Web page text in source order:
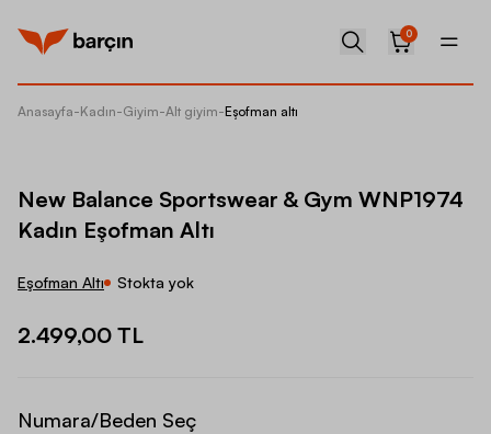
0
Anasayfa-Kadın-Giyim-Alt giyim-Eşofman altı
New Balance Sportswear & Gym WNP1974
Kadın Eşofman Altı
Eşofman Altı Stokta yok
2.499,00 TL
Numara/Beden Seç